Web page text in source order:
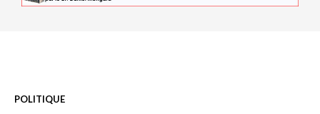
POLITIQUE